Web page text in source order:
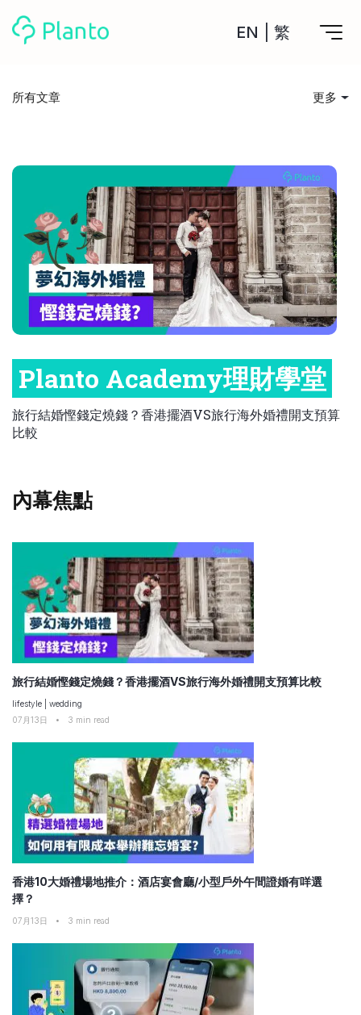
EN 繁
Planto功能
全功能記賬
管理及分析所有戶口
管理MPF戶口
一次過管理所有強積金戶口
申請清卡數/私人貸款
CreFIT x Planto推廣優惠
私人貸款
年利率/APR/年息比較
投資戶口 (美股)
比較最抵美股投資戶口
投資戶口 (港股)
比較最抵港股投資戶口
投資加密貨幣
比較最抵Crypto交易所
月供股票計劃
定期存款
比較定存利率
信用卡
比較各種最優惠信用卡
Academy
Marketplace
手機App與理財資訊
商業解決方案
所有文章 更多
儲錢貼士
消費娛樂
借貸須知
職場理財
保險教室
Planto Academy理財學堂
旅行結婚慳錢定燒錢？香港擺酒VS旅行海外婚禮開支預算
比較
內幕焦點
旅行結婚慳錢定燒錢？香港擺酒VS旅行海外婚禮開支預算比較
lifestyle
wedding
07月13日
• 3 min read
香港10大婚禮場地推介：酒店宴會廳/小型戶外午間證婚有咩選
擇？
07月13日 • 3 min read